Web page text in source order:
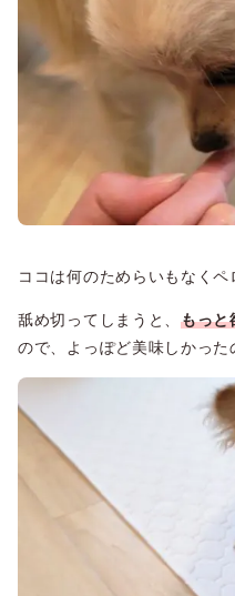
ココは何のためらいもなくペ
舐め切ってしまうと、 もっと
ので、よっぽど美味しかった